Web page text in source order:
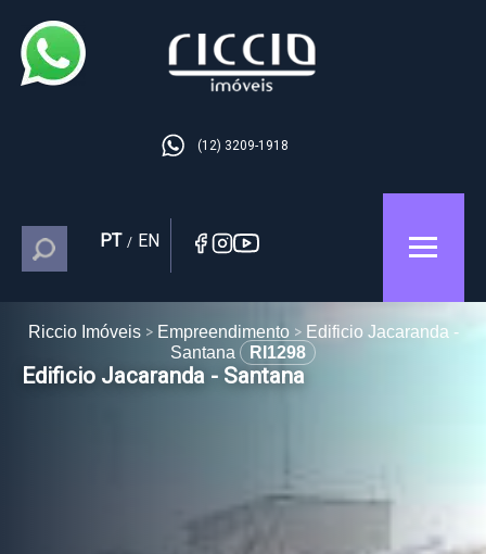
(12) 3209-1918
PT / EN
Riccio Imóveis Empreendimento
Edificio Jacaranda -
Santana
RI1298
Edificio Jacaranda - Santana